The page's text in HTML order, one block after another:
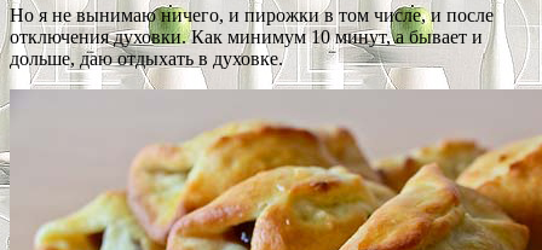
Но я не вынимаю ничего, и пирожки в том числе, и после
отключения духовки. Как минимум 10 минут, а бывает и
дольше, даю отдыхать в духовке.